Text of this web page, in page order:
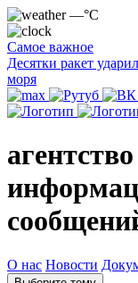
—°C
Самое важное
Десятки ракет
моря
агентство
О нас Новости